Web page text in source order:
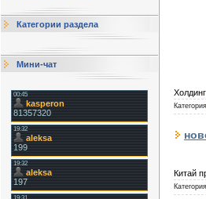
Категории раздела
Мини-чат
Китай